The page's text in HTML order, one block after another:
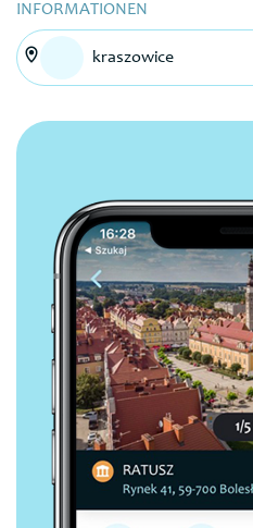
INFORMATIONEN
kraszowice